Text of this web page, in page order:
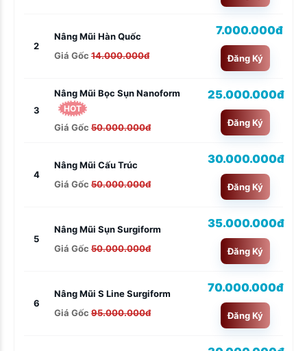
2
Nâng Mũi Hàn Quốc
Giá Gốc 14.000.000đ
7.000.000đ
Đăng Ký
3
Nâng Mũi Bọc Sụn Nanoform
HOT
Giá Gốc 50.000.000đ
25.000.000đ
Đăng Ký
4
Nâng Mũi Cấu Trúc
Giá Gốc 50.000.000đ
30.000.000đ
Đăng Ký
5
Nâng Mũi Sụn Surgiform
Giá Gốc 50.000.000đ
35.000.000đ
Đăng Ký
6
Nâng Mũi S Line Surgiform
Giá Gốc 95.000.000đ
70.000.000đ
Đăng Ký